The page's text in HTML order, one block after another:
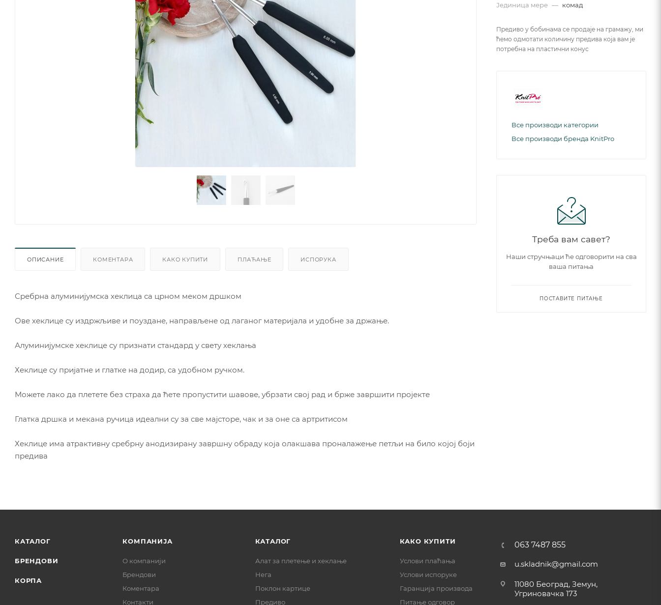
ОПИСАНИЕ КОМЕНТАРА КАКО КУПИТИ ПЛАЋАЊЕ ИСПОРУКА
Сребрна алуминијумска хеклица са црном меком дршком
Ове хеклице су издржљиве и поуздане, направљене од лаганог материјала и удобне за држање.
Алуминијумске хеклице су признати стандард у свету хеклања
Хеклице су пријатне и глатке на додир, са удобном ручком.
Можете лако да плетете без страха да ћете пропустити шавове, убрзати свој рад и брже завршити пројекте
Глатка дршка и мекана ручица идеални су за све мајсторе, чак и за оне са артритисом
Хеклице има атрактивну сребрну анодизирану завршну обраду која олакшава проналажење петљи на било којој боји
предива
Јединица мере — комад
Предиво у бобинама се продаје на грамажу, ми
ћемо одмотати количину предива која вам је
потребна на пластични конус
Все производи категории
Все производи бренда KnitPro
Треба вам савет?
Наши стручњаци ће одговорити на сва
ваша питања
ПОСТАВИТЕ ПИТАЊЕ
КАТАЛОГ
БРЕНДОВИ
КОРПА
КОМПАНИЈА
О компанији
Брендови
Коментара
Контакти
КАТАЛОГ
Алат за плетење и хеклање
Нега
Поклон картице
Предиво
КАКО КУПИТИ
Услови плаћања
Услови испоруке
Гаранција производа
Питање одговор
063 7487 855
u.skladnik@gmail.com
11080 Београд, Земун,
Угриновачка 173